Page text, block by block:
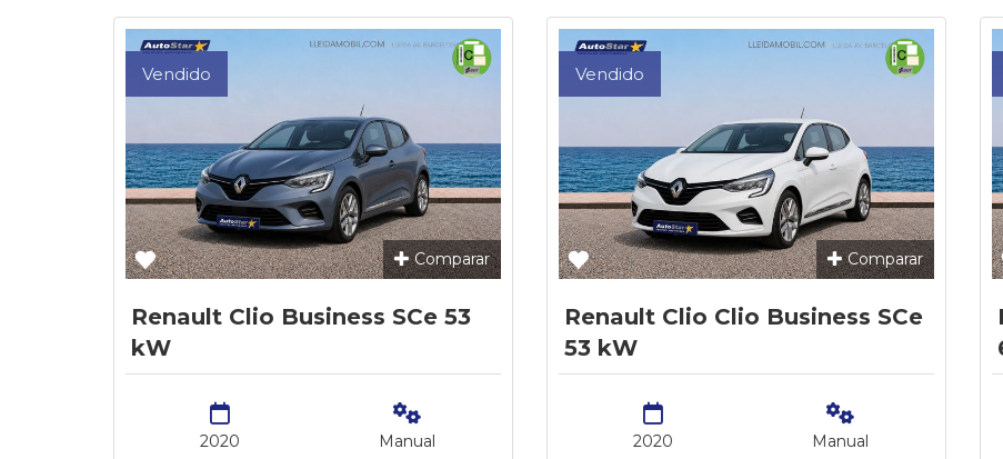
Vendido
Comparar
Renault Clio Business SCe 53
kW
2020 Manual
Vendido
Comparar
Renault Clio Clio Business SCe
53 kW
2020 Manual